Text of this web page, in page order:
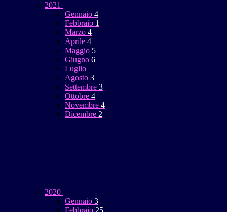
2021
Gennaio 4
Febbraio 1
Marzo 4
Aprile 4
Maggio 5
Giugno 6
Luglio
Agosto 3
Settembre 3
Ottobre 4
Novembre 4
Dicembre 2
2020
Gennaio 3